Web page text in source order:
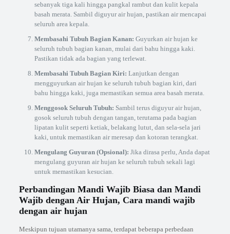
sebanyak tiga kali hingga pangkal rambut dan kulit kepala
basah merata. Sambil diguyur air hujan, pastikan air mencapai
seluruh area kepala.
Membasahi Tubuh Bagian Kanan: Guyurkan air hujan ke
seluruh tubuh bagian kanan, mulai dari bahu hingga kaki.
Pastikan tidak ada bagian yang terlewat.
Membasahi Tubuh Bagian Kiri: Lanjutkan dengan
mengguyurkan air hujan ke seluruh tubuh bagian kiri, dari
bahu hingga kaki, juga memastikan semua area basah merata.
Menggosok Seluruh Tubuh: Sambil terus diguyur air hujan,
gosok seluruh tubuh dengan tangan, terutama pada bagian
lipatan kulit seperti ketiak, belakang lutut, dan sela-sela jari
kaki, untuk memastikan air meresap dan kotoran terangkat.
Mengulang Guyuran (Opsional): Jika dirasa perlu, Anda dapat
mengulang guyuran air hujan ke seluruh tubuh sekali lagi
untuk memastikan kesucian.
Perbandingan Mandi Wajib Biasa dan Mandi
Wajib dengan Air Hujan, Cara mandi wajib
dengan air hujan
Meskipun tujuan utamanya sama, terdapat beberapa perbedaan